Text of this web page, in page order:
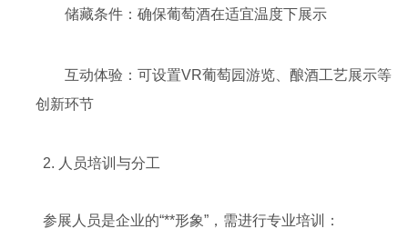
储藏条件：确保葡萄酒在适宜温度下展示
互动体验：可设置VR葡萄园游览、酿酒工艺展示等
创新环节
2. 人员培训与分工
参展人员是企业的“**形象”，需进行专业培训：